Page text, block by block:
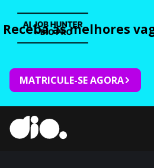
Receba as melhores
MATRICULE-SE AGORA